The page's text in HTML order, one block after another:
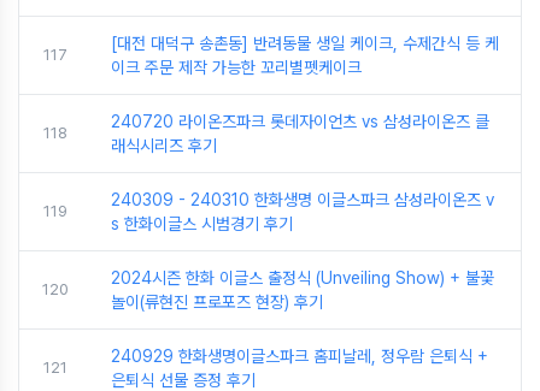
117
[대전 대덕구 송촌동] 반려동물 생일 케이크, 수제간식 등 케
이크 주문 제작 가능한 꼬리별펫케이크
118
240720 라이온즈파크 롯데자이언츠 vs 삼성라이온즈 클
래식시리즈 후기
119
240309 - 240310 한화생명 이글스파크 삼성라이온즈 v
s 한화이글스 시범경기 후기
120
2024시즌 한화 이글스 출정식 (Unveiling Show) + 불꽃
놀이(류현진 프로포즈 현장) 후기
121
240929 한화생명이글스파크 홈피날레, 정우람 은퇴식 +
은퇴식 선물 증정 후기